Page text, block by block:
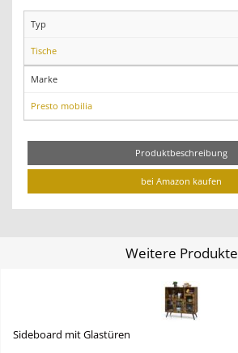
Typ
Tische
Marke
Presto mobilia
Produktbeschreibung
bei Amazon kaufen
Weitere Produkte
Sideboard mit Glastüren